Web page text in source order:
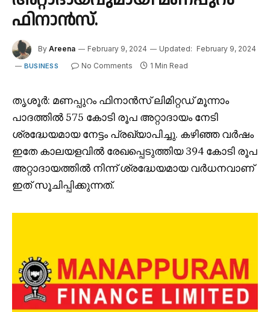
ഫിനാൻസ്.
By Areena February 9, 2024 Updated: February 9, 2024
BUSINESS No Comments 1 Min Read
തൃശൂർ: മണപ്പുറം ഫിനാൻസ് ലിമിറ്റഡ് മൂന്നാം
പാദത്തിൽ 575 കോടി രൂപ അറ്റാദായം നേടി
ശ്രദ്ധേയമായ നേട്ടം പ്രഖ്യാപിച്ചു. കഴിഞ്ഞ വർഷം
ഇതേ കാലയളവിൽ രേഖപ്പെടുത്തിയ 394 കോടി രൂപ
അറ്റാദായത്തിൽ നിന്ന് ശ്രദ്ധേയമായ വർധനവാണ്
ഇത് സൂചിപ്പിക്കുന്നത്.